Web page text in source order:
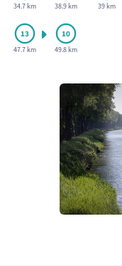
34.7 km 38.9 km 39 km
47.7 km 49.8 km